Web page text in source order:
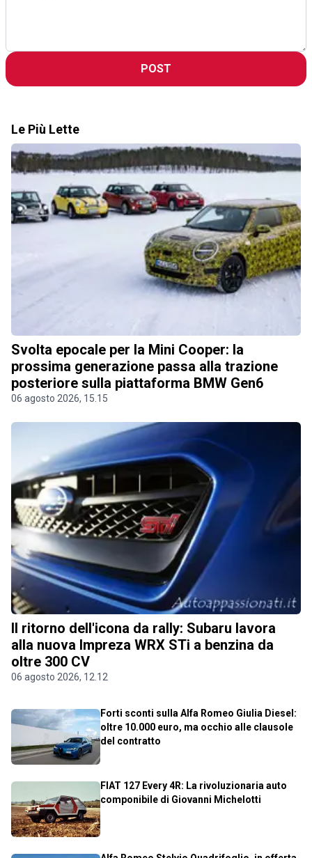
POST
Le Più Lette
Svolta epocale per la Mini Cooper: la
prossima generazione passa alla trazione
posteriore sulla piattaforma BMW Gen6
06 agosto 2026, 15.15
Il ritorno dell'icona da rally: Subaru lavora
alla nuova Impreza WRX STi a benzina da
oltre 300 CV
06 agosto 2026, 12.12
Forti sconti sulla Alfa Romeo Giulia Diesel:
oltre 10.000 euro, ma occhio alle clausole
del contratto
FIAT 127 Every 4R: La rivoluzionaria auto
componibile di Giovanni Michelotti